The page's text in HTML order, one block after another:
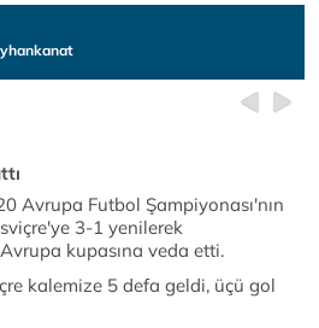
Avrupa Futbol Şampiyonası'nın
3-1 yenilerek
kupasına veda etti.
kalemize 5 defa geldi, üçü gol